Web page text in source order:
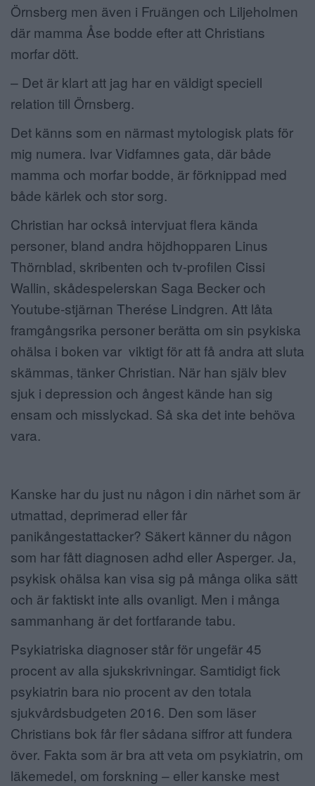
Örnsberg men även i Fruängen och Liljeholmen
där mamma Åse bodde efter att Christians
morfar dött.
– Det är klart att jag har en väldigt speciell
relation till Örnsberg.
Det känns som en närmast mytologisk plats för
mig numera. Ivar Vidfamnes gata, där både
mamma och morfar bodde, är förknippad med
både kärlek och stor sorg.
Christian har också intervjuat flera kända
personer, bland andra höjdhopparen Linus
Thörnblad, skribenten och tv-profilen Cissi
Wallin, skådespelerskan Saga Becker och
Youtube-stjärnan Therése Lindgren. Att låta
framgångsrika personer berätta om sin psykiska
ohälsa i boken var viktigt för att få andra att sluta
skämmas, tänker Christian. När han själv blev
sjuk i depression och ångest kände han sig
ensam och misslyckad. Så ska det inte behöva
vara.
Kanske har du just nu någon i din närhet som är
utmattad, deprimerad eller får
panikångestattacker? Säkert känner du någon
som har fått diagnosen adhd eller Asperger. Ja,
psykisk ohälsa kan visa sig på många olika sätt
och är faktiskt inte alls ovanligt. Men i många
sammanhang är det fortfarande tabu.
Psykiatriska diagnoser står för ungefär 45
procent av alla sjukskrivningar. Samtidigt fick
psykiatrin bara nio procent av den totala
sjukvårdsbudgeten 2016. Den som läser
Christians bok får fler sådana siffror att fundera
över. Fakta som är bra att veta om psykiatrin, om
läkemedel, om forskning – eller kanske mest